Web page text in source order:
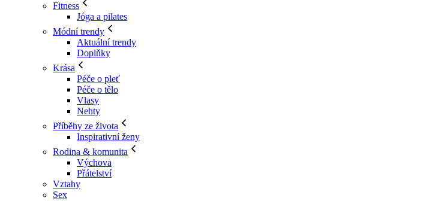
Fitness
Jóga a pilates
Módní trendy
Aktuální trendy
Doplňky
Krása
Péče o pleť
Péče o tělo
Vlasy
Nehty
Příběhy ze života
Inspirativní ženy
Rodina & komunita
Výchova
Přátelství
Vztahy
Sex